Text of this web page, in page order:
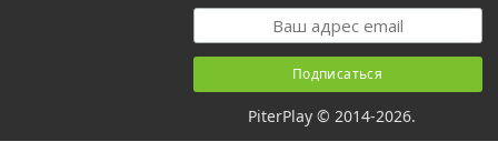
PiterPlay © 2014-2026.